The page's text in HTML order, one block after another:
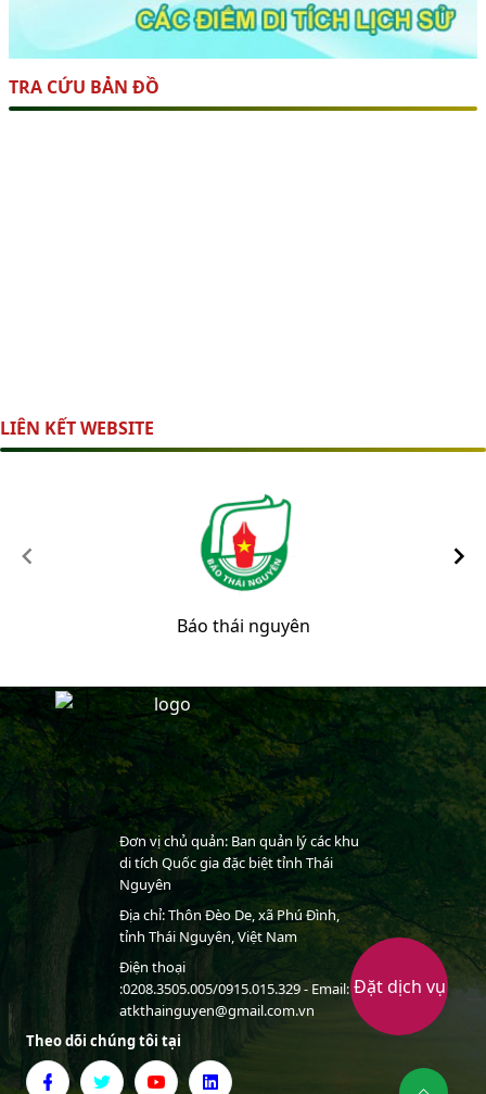
Đặt dịch vụ
TRA CỨU BẢN ĐỒ
LIÊN KẾT WEBSITE
Báo thái nguyên
1
of
9
Đơn vị chủ quản: Ban quản lý các khu
di tích Quốc gia đặc biệt tỉnh Thái
Nguyên
Địa chỉ: Thôn Đèo De, xã Phú Đình,
tỉnh Thái Nguyên, Việt Nam
Điện thoại
:0208.3505.005/0915.015.329 - Email:
atkthainguyen@gmail.com.vn
Theo dõi chúng tôi tại